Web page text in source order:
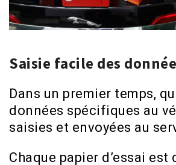
Saisie facile des
Dans un premier temps,
données spécifiques au
saisies et envoyées au
Chaque papier d’essai est